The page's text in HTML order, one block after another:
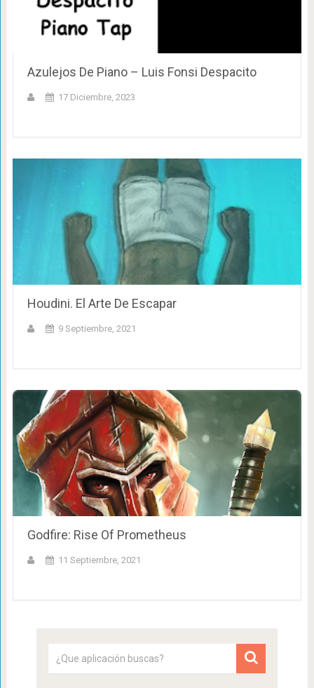
Azulejos De Piano – Luis Fonsi Despacito
17 Diciembre, 2023
Houdini. El Arte De Escapar
9 Septiembre, 2021
Godfire: Rise Of Prometheus
11 Septiembre, 2021